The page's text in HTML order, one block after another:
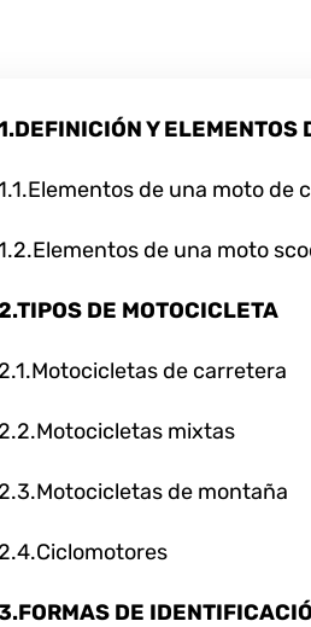
Y ELEMENTOS
de una moto de
de una moto
DE MOTOCICLETA
de carretera
mixtas
de montaña
DE